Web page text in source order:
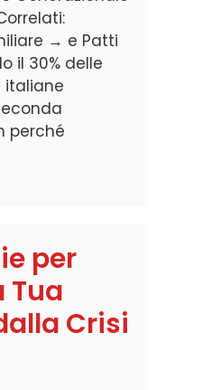
→ e Patti
il 30% delle
italiane
perché
per
Tua
Crisi